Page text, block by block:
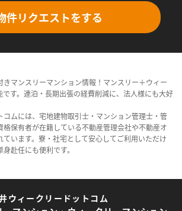
件リクエストをする
マンスリーマンション情報！マンスリー＋ウィー
です。連泊・長期出張の経費削減に、法人様にも大好
コムには、宅地建物取引士・マンション管理士・管
保有者が在籍している不動産管理会社や不動産オ
ています。寮・社宅として安心してご利用いただけ
赴任にも便利です。
ウィークリードットコム